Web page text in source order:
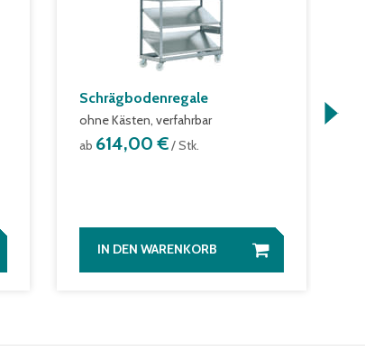
Schrägbodenregale
ohne Kästen, verfahrbar
ab 614,00 €/ Stk.
IN DEN WARENKORB